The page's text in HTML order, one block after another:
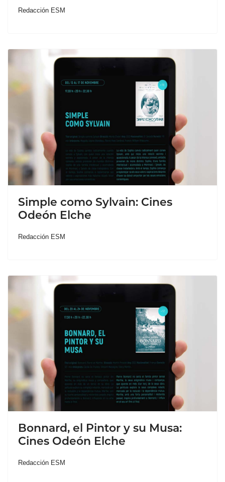
Redacción ESM
Simple como Sylvain: Cines
Odeón Elche
Redacción ESM
Bonnard, el Pintor y su Musa:
Cines Odeón Elche
Redacción ESM